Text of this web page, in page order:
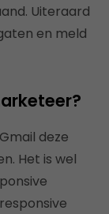
Uiteraard
en meld
deze
Het is wel